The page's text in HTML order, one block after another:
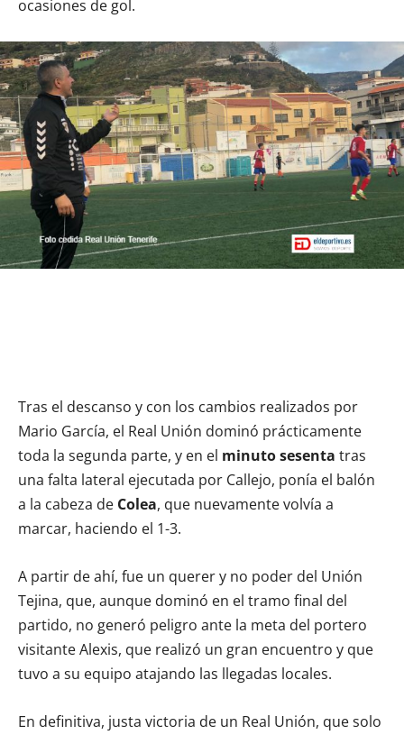
ocasiones de gol.
Tras el descanso y con los cambios realizados por
Mario García, el Real Unión dominó prácticamente
toda la segunda parte, y en el minuto sesenta tras
una falta lateral ejecutada por Callejo, ponía el balón
a la cabeza de Colea, que nuevamente volvía a
marcar, haciendo el 1-3.
A partir de ahí, fue un querer y no poder del Unión
Tejina, que, aunque dominó en el tramo final del
partido, no generó peligro ante la meta del portero
visitante Alexis, que realizó un gran encuentro y que
tuvo a su equipo atajando las llegadas locales.
En definitiva, justa victoria de un Real Unión, que solo